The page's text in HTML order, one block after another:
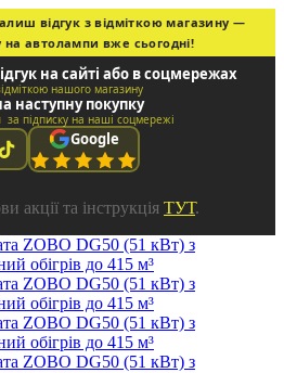
відгук з відміткою магазину —
автолампи вже сьогодні!
на сайті або в соцмережах
нашого магазину
наступну покупку
за підписку на наші соцмережі
Google
акції та інструкція ТУТ.